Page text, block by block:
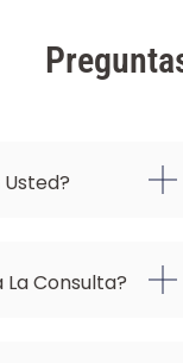
Consulta?